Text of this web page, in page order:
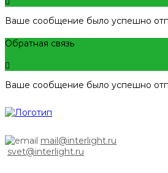
Ваше сообщение было успешно
Обратная связь
Ваше сообщение было успешно
mail@interlight.ru
svet@interlight.ru